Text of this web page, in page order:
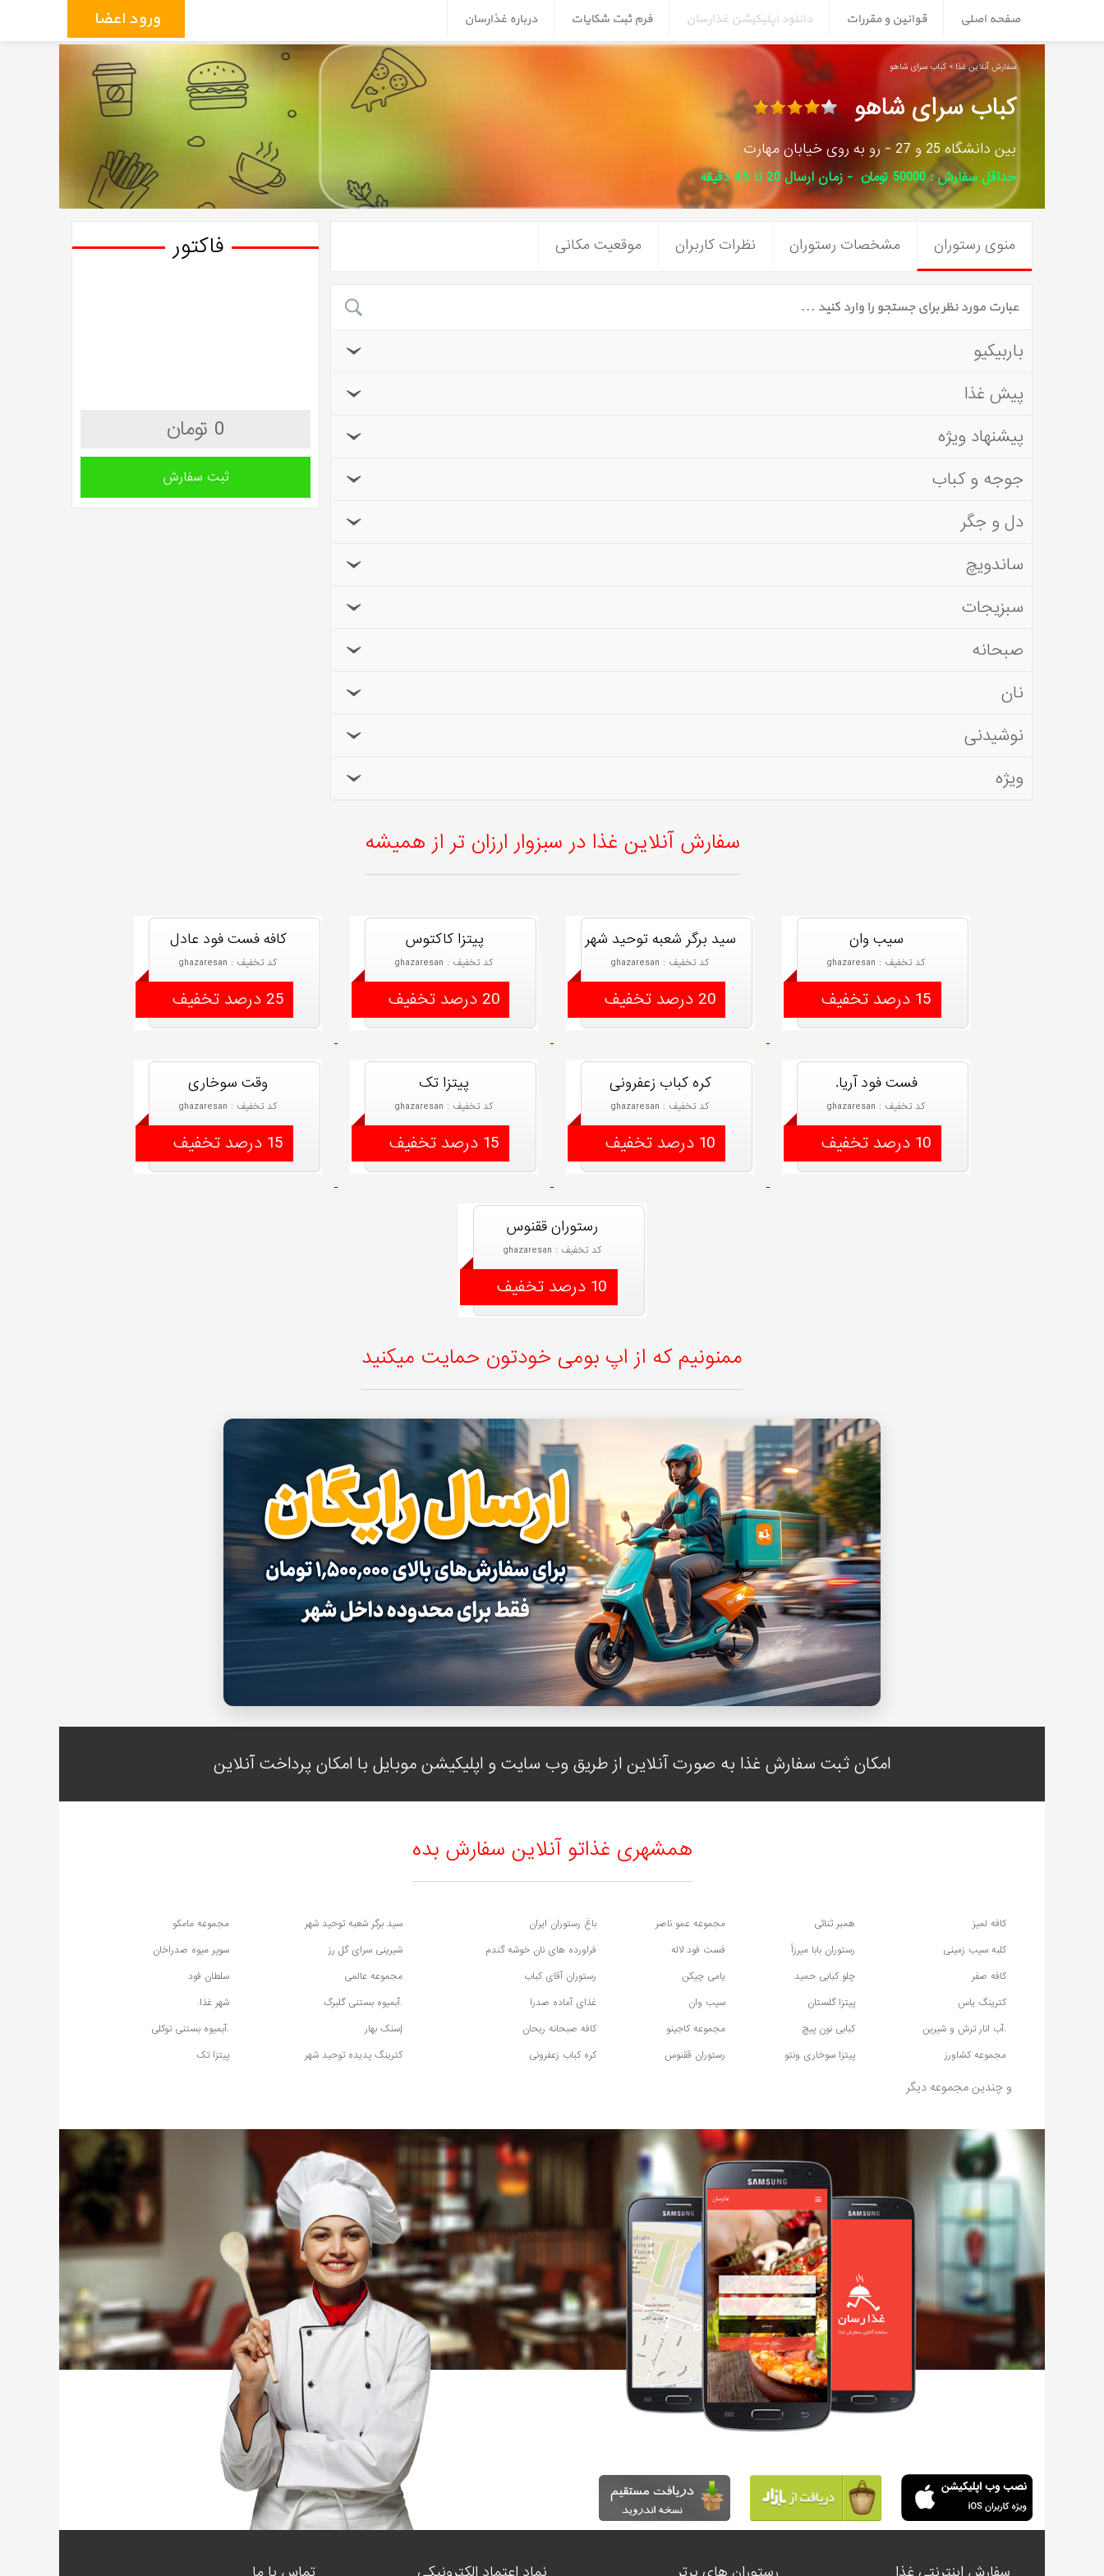
صفحه اصلی قوانین و مقررات دانلود اپلیکیشن غذارسان فرم ثبت شکایات درباره غذارسان ورود اعضاء
سفارش آنلاین غذا > کباب سرای شاهو
کباب سرای شاهو
بین دانشگاه 25 و 27 - رو به روی خیابان مهارت
حداقل سفارش : 50000 تومان - زمان ارسال 20 تا 45 دقیقه
فاکتور
0 تومان
ثبت سفارش
منوی رستوران مشخصات رستوران نظرات کاربران موقعیت مکانی
باربیکیو
پیش غذا
پیشنهاد ویژه
جوجه و کباب
دل و جگر
ساندویچ
سبزیجات
صبحانه
نان
نوشیدنی
ویژه
سفارش آنلاین غذا در سبزوار ارزان تر از همیشه
کافه فست فود عادل
کد تخفیف : ghazaresan
25 درصد تخفیف
پیتزا کاکتوس
کد تخفیف : ghazaresan
20 درصد تخفیف
سید برگر شعبه توحید شهر
کد تخفیف : ghazaresan
20 درصد تخفیف
سیب وان
کد تخفیف : ghazaresan
15 درصد تخفیف
وقت سوخاری
کد تخفیف : ghazaresan
15 درصد تخفیف
پیتزا تک
کد تخفیف : ghazaresan
15 درصد تخفیف
کره کباب زعفرونی
کد تخفیف : ghazaresan
10 درصد تخفیف
فست فود آریا.
کد تخفیف : ghazaresan
10 درصد تخفیف
رستوران ققنوس
کد تخفیف : ghazaresan
10 درصد تخفیف
ممنونیم که از اپ بومی خودتون حمایت میکنید
امکان ثبت سفارش غذا به صورت آنلاین از طریق وب سایت و اپلیکیشن موبایل با امکان پرداخت آنلاین
همشهری غذاتو آنلاین سفارش بده
کافه لمیز همبر ثنائی مجموعه عمو ناصر باغ رستوران ایران سید برگر شعبه توحید شهر
مجموعه مامکو
کلبه سیب زمینی
رستوران بابا میرزأ فست فود لاله فراورده های نان خوشه گندم شیرینی سرای گل رز
سوپر میوه صدراخان
کافه صفر
چلو کبابی حمید یامی چیکن رستوران آقای کباب مجموعه عالمی
سلطان فود
کترینگ یاس
پیتزا گلستان سیب وان غذای آماده صدرا .آبمیوه بستنی گلبرگ
شهر غذا.
.آب انار ترش و شیرین
کبابی نون پیچ مجموعه کاجینو کافه صبحانه ریحان إسنک بهار
.آبمیوه بستنی توکلی
مجموعه کشاورز
پیتزا سوخاری ونتو رستوران ققنوس کره کباب زعفرونی کترینگ پدیده توحید شهر پیتزا تک
و چندین مجموعه دیگر